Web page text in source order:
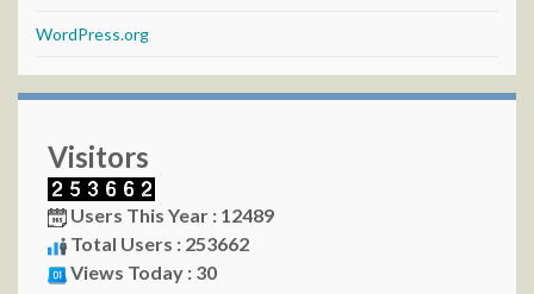
WordPress.org
Visitors
Users This Year : 12489
Total Users : 253662
Views Today : 30